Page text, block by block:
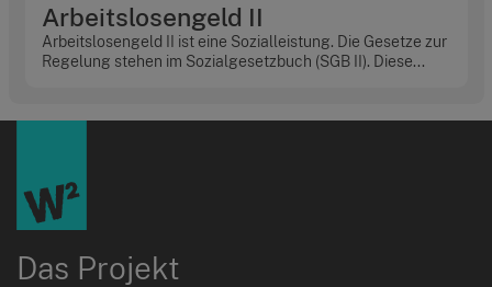
Arbeitslosengeld II
Arbeitslosengeld II ist eine Sozialleistung. Die Gesetze zur
Regelung stehen im Sozialgesetzbuch (SGB II). Diese...
Das Projekt